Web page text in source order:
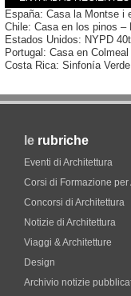
España: Casa la Montse i
Chile: Casa en los pinos –
Estados Unidos: NYPD
Portugal: Casa en
Costa Rica: Sinfonía
le rubriche
Eventi di Architettura
Corsi di Formazione per
Concorsi di Architettura
Notizie di Architettura
Viaggi & Architetture
Design
Archivio notizie